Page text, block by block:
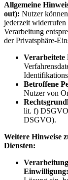
Allgemeine
out): Nutzer
jederzeit widerrufen
Verarbeitung
der Privatsphäre-
Verarbeitete
Betroffene
Nutzer von
lit. f)
DSGVO).
Weitere Hinweise
Diensten:
Einwilligung: